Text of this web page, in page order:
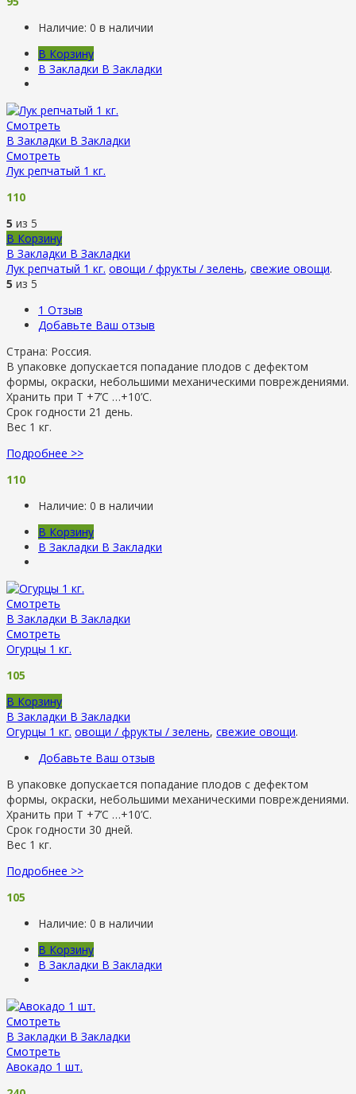
Наличие: 0 в наличии
В Корзину
В Закладки В Закладки
Смотреть
В Закладки В Закладки
Смотреть
Лук репчатый 1 кг.
110
5 из 5
В Корзину
В Закладки В Закладки
Лук репчатый 1 кг. овощи / фрукты / зелень, свежие овощи.
5 из 5
1 Отзыв
Добавьте Ваш отзыв
Страна: Россия.
В упаковке допускается попадание плодов с дефектом
формы, окраски, небольшими механическими повреждениями.
Хранить при Т +7’C …+10’C.
Срок годности 21 день.
Вес 1 кг.
Подробнее >>
110
Наличие: 0 в наличии
В Корзину
В Закладки В Закладки
Смотреть
В Закладки В Закладки
Смотреть
Огурцы 1 кг.
105
В Корзину
В Закладки В Закладки
Огурцы 1 кг. овощи / фрукты / зелень, свежие овощи.
Добавьте Ваш отзыв
В упаковке допускается попадание плодов с дефектом
формы, окраски, небольшими механическими повреждениями.
Хранить при Т +7’C …+10’C.
Срок годности 30 дней.
Вес 1 кг.
Подробнее >>
105
Наличие: 0 в наличии
В Корзину
В Закладки В Закладки
Смотреть
В Закладки В Закладки
Смотреть
Авокадо 1 шт.